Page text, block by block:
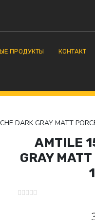
ПРОДУКТЫ КОНТАКТ
DARK GRAY MATT
AMTILE
GRAY